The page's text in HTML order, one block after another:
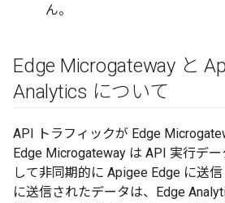
ん。
Edge Microgateway と
Analytics について
API トラフィックが Edge
Edge Microgateway は API 実行デ
して非同期的に Apigee Edge に送
に送信されたデータは、Edge